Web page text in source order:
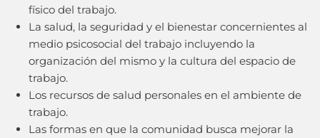
físico del trabajo.
La salud, la seguridad y el bienestar concernientes al
medio psicosocial del trabajo incluyendo la
organización del mismo y la cultura del espacio de
trabajo.
Los recursos de salud personales en el ambiente de
trabajo.
Las formas en que la comunidad busca mejorar la